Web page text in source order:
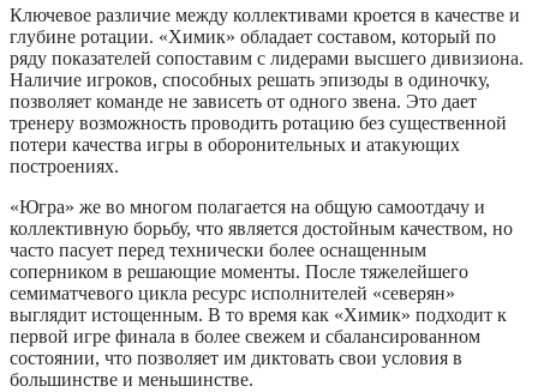
Ключевое различие между коллективами кроется в качестве и
глубине ротации. «Химик» обладает составом, который по
ряду показателей сопоставим с лидерами высшего дивизиона.
Наличие игроков, способных решать эпизоды в одиночку,
позволяет команде не зависеть от одного звена. Это дает
тренеру возможность проводить ротацию без существенной
потери качества игры в оборонительных и атакующих
построениях.
«Югра» же во многом полагается на общую самоотдачу и
коллективную борьбу, что является достойным качеством, но
часто пасует перед технически более оснащенным
соперником в решающие моменты. После тяжелейшего
семиматчевого цикла ресурс исполнителей «северян»
выглядит истощенным. В то время как «Химик» подходит к
первой игре финала в более свежем и сбалансированном
состоянии, что позволяет им диктовать свои условия в
большинстве и меньшинстве.